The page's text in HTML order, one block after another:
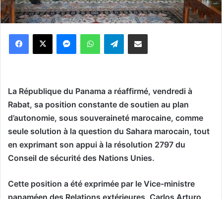
WhatsApp Telegram
La République du Panama a réaffirmé, vendredi à
Rabat, sa position constante de soutien au plan
d’autonomie, sous souveraineté marocaine, comme
seule solution à la question du Sahara marocain, tout
en exprimant son appui à la résolution 2797 du
Conseil de sécurité des Nations Unies.
Cette position a été exprimée par le Vice-ministre
panaméen des Relations extérieures, Carlos Arturo